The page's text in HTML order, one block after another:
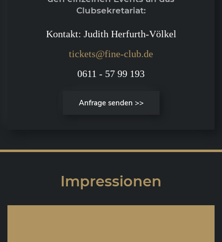
Clubsekretariat:
Kontakt: Judith Herfurth-Völkel
tickets@fine-club.de
0611 - 57 99 193
Anfrage senden >>
Impressionen